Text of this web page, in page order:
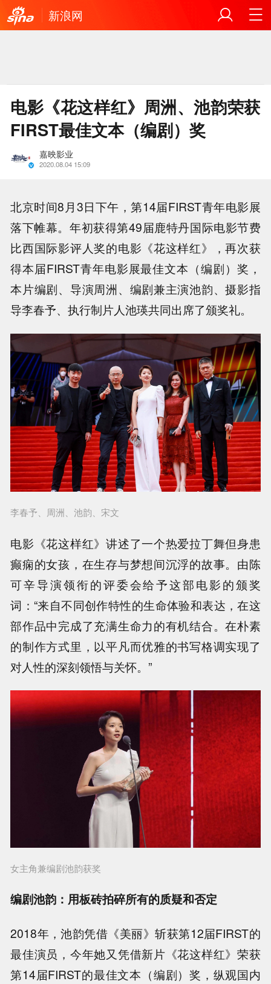
新浪网
电影《花这样红》周洲、池韵荣获
FIRST最佳文本（编剧）奖
嘉映影业
2020.08.04 15:09
北京时间8月3日下午，第14届FIRST青年电影展
落下帷幕。年初获得第49届鹿特丹国际电影节费
比西国际影评人奖的电影《花这样红》，再次获
得本届FIRST青年电影展最佳文本（编剧）奖，
本片编剧、导演周洲、编剧兼主演池韵、摄影指
导李春予、执行制片人池瑛共同出席了颁奖礼。
李春予、周洲、池韵、宋文
电影《花这样红》讲述了一个热爱拉丁舞但身患
癫痫的女孩，在生存与梦想间沉浮的故事。由陈
可辛导演领衔的评委会给予这部电影的颁奖
词：“来自不同创作特性的生命体验和表达，在这
部作品中完成了充满生命力的有机结合。在朴素
的制作方式里，以平凡而优雅的书写格调实现了
对人性的深刻领悟与关怀。”
女主角兼编剧池韵获奖
编剧池韵：用板砖拍碎所有的质疑和否定
2018年，池韵凭借《美丽》斩获第12届FIRST的
最佳演员，今年她又凭借新片《花这样红》荣获
第14届FIRST的最佳文本（编剧）奖，纵观国内